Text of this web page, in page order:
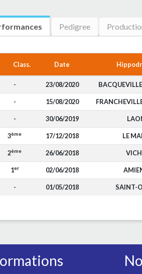
Pedigree
Class. Date
- 23/08/2020
- 15/08/2020
- 30/06/2019
3ème 17/12/2018 LE
2ème 26/06/2018
1er 02/06/2018
- 01/05/2018 SAINT-